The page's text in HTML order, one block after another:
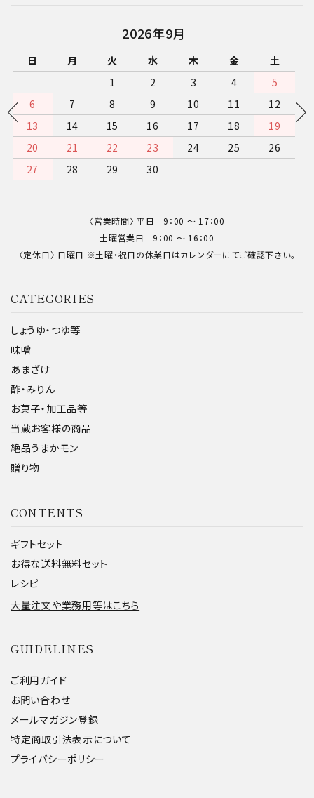
CATEGORIES
しょうゆ・つゆ等
味噌
あまざけ
酢・みりん
お菓子・加工品等
当蔵お客様の商品
絶品うまかモン
贈り物
CONTENTS
ギフトセット
お得な送料無料セット
レシピ
大量注文や業務用等はこちら
GUIDELINES
ご利用ガイド
お問い合わせ
メールマガジン登録
特定商取引法表示について
プライバシーポリシー
2026年9月
日 月 火 水 木 金
土
1
2 3 4
5
6
7 8 9 10 11
12
13
14 15 16 17 18
19
20
21 22 23 24 25
26
27
28 29 30
〈営業時間〉 平日 9：00 〜 17：00
土曜営業日 9：00 〜 16：00
〈定休日〉 日曜日 ※土曜・祝日の休業日はカレンダーにてご確認下さい。